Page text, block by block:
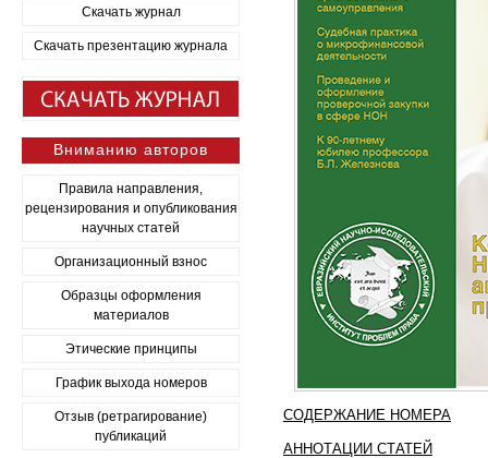
Скачать журнал
Скачать презентацию журнала
Вниманию авторов
Правила направления,
рецензирования и опубликования
научных статей
Организационный взнос
Образцы оформления
материалов
Этические принципы
График выхода номеров
Отзыв (ретрагирование)
публикаций
СОДЕРЖАНИЕ НОМЕРА
АННОТАЦИИ СТАТЕЙ